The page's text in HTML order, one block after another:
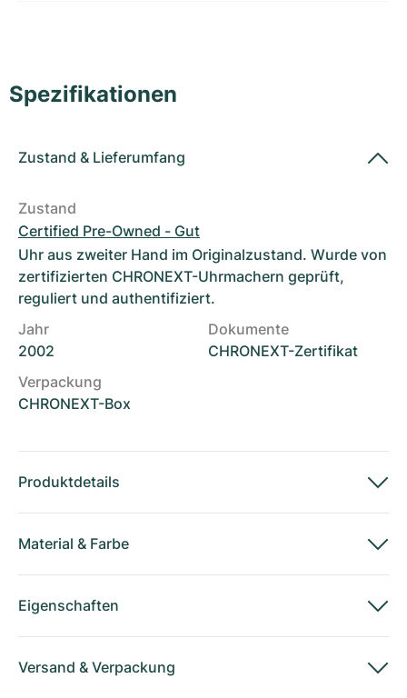
Spezifikationen
Zustand & Lieferumfang
Zustand
Certified Pre-Owned - Gut
Uhr aus zweiter Hand im Originalzustand. Wurde von
zertifizierten CHRONEXT-Uhrmachern geprüft,
reguliert und authentifiziert.
Jahr
2002
Dokumente
CHRONEXT-Zertifikat
Verpackung
CHRONEXT-Box
Produktdetails
Material & Farbe
Eigenschaften
Versand & Verpackung